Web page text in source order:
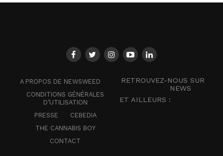
A PROPOS DE NEWSWEED
CONDITIONS GÉNÉRALES
D’UTILISATION
PRESSE
CEBEDIA
THE CANNABIS BOY
CONTACT
RETROUVEZ-NOUS SUR
NEWS
ET AILLEURS :